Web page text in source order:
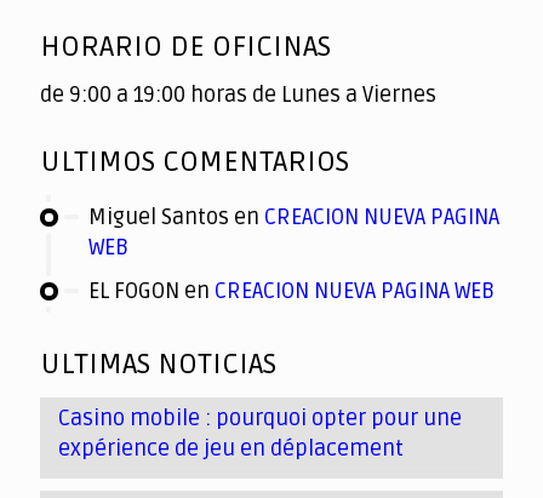
HORARIO DE OFICINAS
de 9:00 a 19:00 horas de Lunes a Viernes
ULTIMOS COMENTARIOS
Miguel Santos en CREACION NUEVA PAGINA
WEB
EL FOGON en CREACION NUEVA PAGINA WEB
ULTIMAS NOTICIAS
Casino mobile : pourquoi opter pour une
expérience de jeu en déplacement